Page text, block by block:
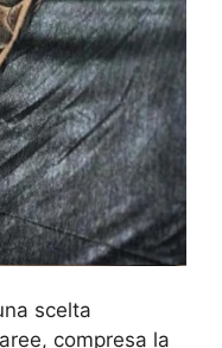
scelta
compresa la